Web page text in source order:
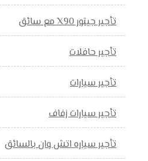
تأجير جيتور X90 مع سائق
تأجير حافلات
تأجير سيارات
تأجير سيارات زفاف
تأجير سياره اتش وان بالسائق